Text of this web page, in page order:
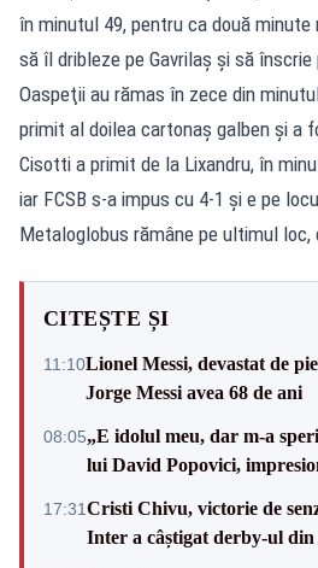
în minutul 49, pentru ca două
să îl dribleze pe Gavrilaş şi să înscrie
Oaspeţii au rămas în zece din
primit al doilea cartonaş galben şi a
Cisotti a primit de la Lixandru, în
iar FCSB s-a impus cu 4-1 şi e pe
Metaloglobus rămâne pe ultimul loc,
CITEȘTE ȘI
11:10Lionel Messi, devastat de
Jorge Messi avea 68 de ani
08:05„E idolul meu, dar m-a
lui David Popovici,
17:31Cristi Chivu, victorie de
Inter a câștigat derby-ul